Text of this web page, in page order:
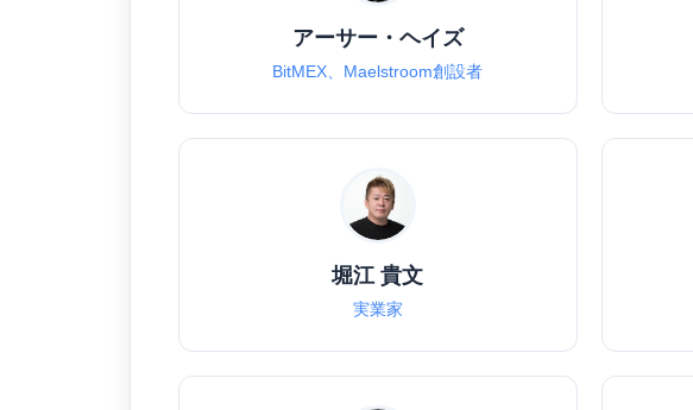
アーサー・ヘイズ
BitMEX、Maelstroom創設者
堀江 貴文
実業家